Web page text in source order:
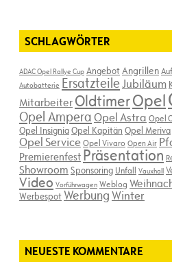
SCHLAGWÖRTER
ADAC Opel Rallye Cup AngebotAngrillen
Autobatterie ErsatzteileJubiläum
Mitarbeiter OldtimerOpel
Opel AmperaOpel Astra Opel
Opel InsigniaOpel Kapitän Opel Meriva
Opel ServiceOpel Vivaro Open Air
Premierenfest Präsentation
Showroom Sponsoring Unfall Vauxhall
Video Vorführwagen Weblog
WerbespotWerbungWinter
NEUESTE KOMMENTARE